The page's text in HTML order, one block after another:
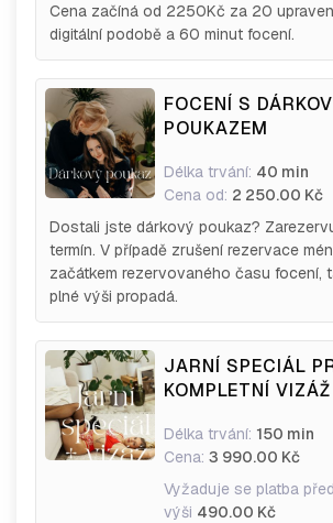
Cena začíná od 2250Kč za 20
digitální podobě a 60 minut focení.
FOCENÍ S
POUKAZEM
Délka trvání: 40 min
Cena od: 2 250.00 Kč
Dostali jste dárkový poukaz?
termín. V případě zrušení rezervace
začátkem rezervovaného času focení,
plné výši propadá.
JARNÍ SPECIÁL
KOMPLETNÍ VIZÁŽ
Délka trvání: 150 min
Cena: 3 990.00 Kč
Vyžaduje se platba
výši 490.00 Kč